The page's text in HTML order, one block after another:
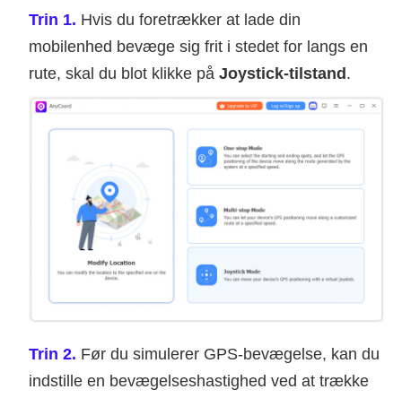
Trin 1. Hvis du foretrækker at lade din
mobilenhed bevæge sig frit i stedet for langs en
rute, skal du blot klikke på Joystick-tilstand.
Trin 2. Før du simulerer GPS-bevægelse, kan du
indstille en bevægelseshastighed ved at trække